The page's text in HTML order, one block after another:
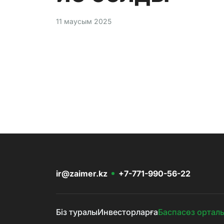
11 маусым 2025
ir@zaimer.kz +7-771-990-56-22
Біз туралыИнвесторларғаБаспасөз